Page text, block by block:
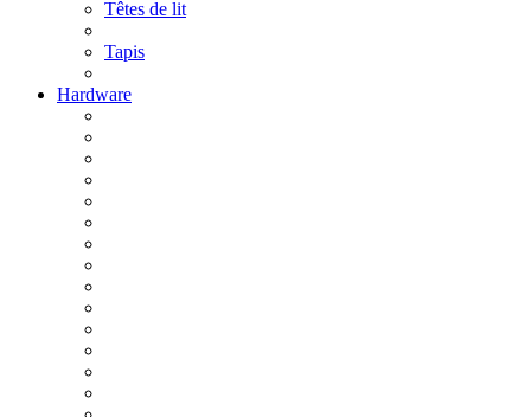
Têtes de lit
Tapis
Hardware